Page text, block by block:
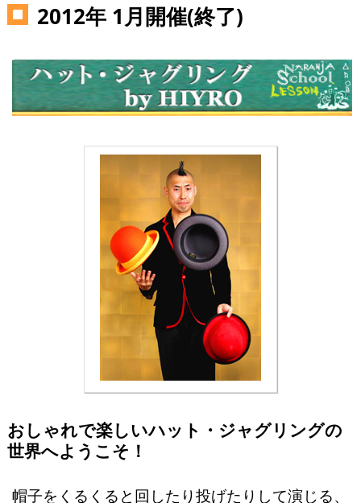
2012年 1月開催(終了)
おしゃれで楽しいハット・ジャグリングの
世界へようこそ！
帽子をくるくると回したり投げたりして演じる、